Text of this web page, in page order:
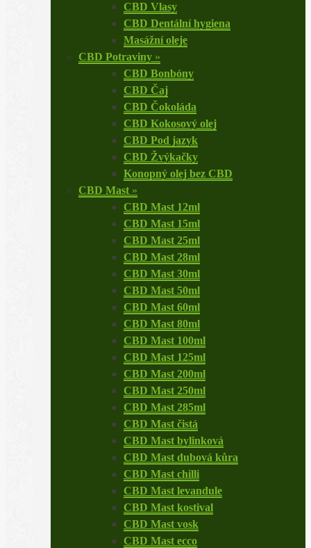
CBD Vlasy
CBD Dentální hygiena
Masážní oleje
CBD Potraviny »
CBD Bonbóny
CBD Čaj
CBD Čokoláda
CBD Kokosový olej
CBD Pod jazyk
CBD Žvýkačky
Konopný olej bez CBD
CBD Mast »
CBD Mast 12ml
CBD Mast 15ml
CBD Mast 25ml
CBD Mast 28ml
CBD Mast 30ml
CBD Mast 50ml
CBD Mast 60ml
CBD Mast 80ml
CBD Mast 100ml
CBD Mast 125ml
CBD Mast 200ml
CBD Mast 250ml
CBD Mast 285ml
CBD Mast čistá
CBD Mast bylinková
CBD Mast dubová kůra
CBD Mast chilli
CBD Mast levandule
CBD Mast kostival
CBD Mast vosk
CBD Mast ecco